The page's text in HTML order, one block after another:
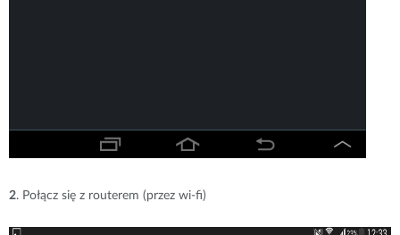
2. Połącz się z routerem (przez wi-fi)